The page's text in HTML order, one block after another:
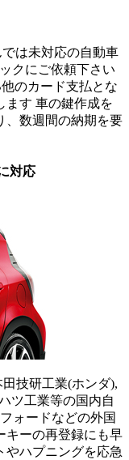
は未対応の自動車
クにご依頼下さい
のカード支払とな
ます 車の鍵作成を
、数週間の納期を要
対応
技研工業(ホンダ),
ツ工業等の国内自
ォードなどの外国
キーの再登録にも早
やハプニングを応急